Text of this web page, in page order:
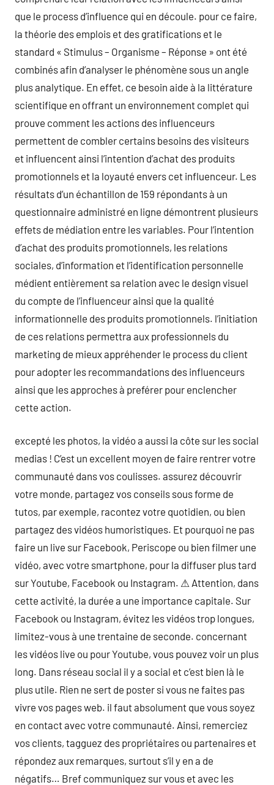
que le process d’influence qui en découle. pour ce faire,
la théorie des emplois et des gratifications et le
standard « Stimulus – Organisme – Réponse » ont été
combinés afin d’analyser le phénomène sous un angle
plus analytique. En effet, ce besoin aide à la littérature
scientifique en offrant un environnement complet qui
prouve comment les actions des influenceurs
permettent de combler certains besoins des visiteurs
et influencent ainsi l’intention d’achat des produits
promotionnels et la loyauté envers cet influenceur. Les
résultats d’un échantillon de 159 répondants à un
questionnaire administré en ligne démontrent plusieurs
effets de médiation entre les variables. Pour l’intention
d’achat des produits promotionnels, les relations
sociales, d’information et l’identification personnelle
médient entièrement sa relation avec le design visuel
du compte de l’influenceur ainsi que la qualité
informationnelle des produits promotionnels. l’initiation
de ces relations permettra aux professionnels du
marketing de mieux appréhender le process du client
pour adopter les recommandations des influenceurs
ainsi que les approches à preférer pour enclencher
cette action.
excepté les photos, la vidéo a aussi la côte sur les social
medias ! C’est un excellent moyen de faire rentrer votre
communauté dans vos coulisses. assurez découvrir
votre monde, partagez vos conseils sous forme de
tutos, par exemple, racontez votre quotidien, ou bien
partagez des vidéos humoristiques. Et pourquoi ne pas
faire un live sur Facebook, Periscope ou bien filmer une
vidéo, avec votre smartphone, pour la diffuser plus tard
sur Youtube, Facebook ou Instagram. ⚠ Attention, dans
cette activité, la durée a une importance capitale. Sur
Facebook ou Instagram, évitez les vidéos trop longues,
limitez-vous à une trentaine de seconde. concernant
les vidéos live ou pour Youtube, vous pouvez voir un plus
long. Dans réseau social il y a social et c’est bien là le
plus utile. Rien ne sert de poster si vous ne faites pas
vivre vos pages web. il faut absolument que vous soyez
en contact avec votre communauté. Ainsi, remerciez
vos clients, tagguez des propriétaires ou partenaires et
répondez aux remarques, surtout s’il y en a de
négatifs… Bref communiquez sur vous et avec les